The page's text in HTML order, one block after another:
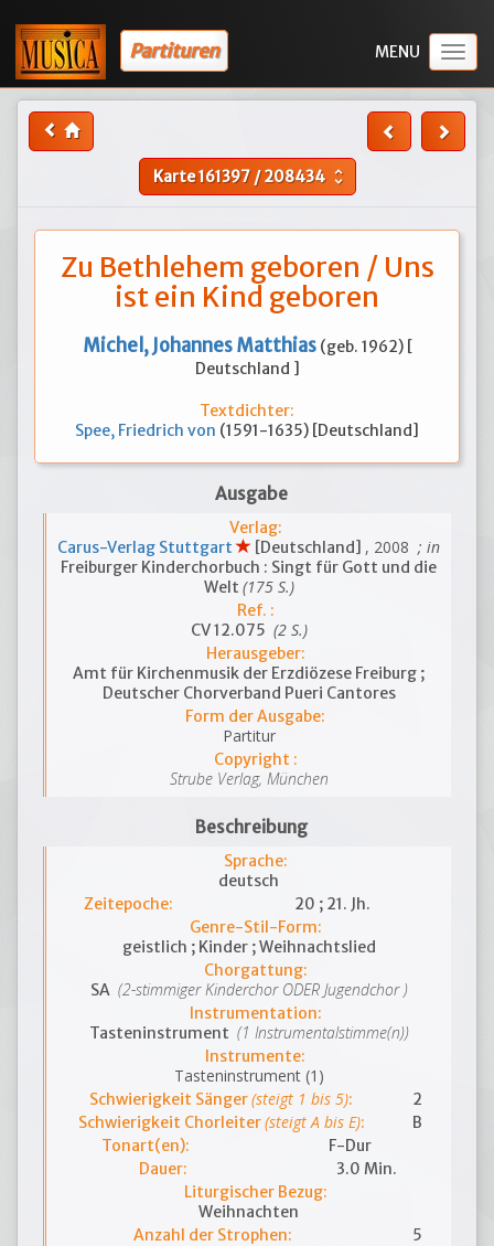
Partituren
Karte161397/208434 unfold_more
Zu Bethlehem geboren / Uns
ist ein Kind geboren
Michel, Johannes Matthias (geb. 1962) [
Deutschland ]
Textdichter:
Spee, Friedrich von (1591-1635) [Deutschland]
Ausgabe
Verlag:
Carus-Verlag Stuttgart
[Deutschland] , 2008 ; in
Freiburger Kinderchorbuch : Singt für Gott und die
Welt (175 S.)
Ref. :
CV 12.075 (2 S.)
Herausgeber:
Amt für Kirchenmusik der Erzdiözese Freiburg ;
Deutscher Chorverband Pueri Cantores
Form der Ausgabe:
Partitur
Copyright :
Strube Verlag, München
Beschreibung
Sprache:
deutsch
Zeitepoche:
20 ; 21. Jh.
Genre-Stil-Form:
geistlich ; Kinder ; Weihnachtslied
Chorgattung:
SA (2-stimmiger Kinderchor ODER Jugendchor )
Instrumentation:
Tasteninstrument (1 Instrumentalstimme(n))
Instrumente:
Tasteninstrument (1)
Schwierigkeit Sänger(steigt 1 bis 5):
2
Schwierigkeit Chorleiter(steigt A bis E):
B
Tonart(en):
F-Dur
Dauer:
3.0 Min.
Liturgischer Bezug:
Weihnachten
Anzahl der Strophen:
5